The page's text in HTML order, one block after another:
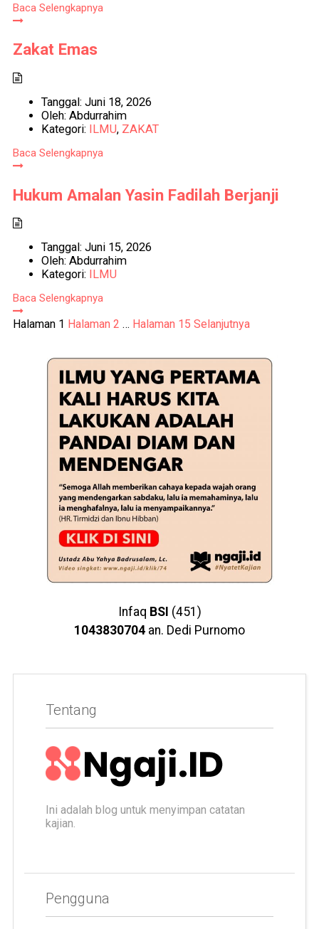
Baca Selengkapnya
Zakat Emas
Tanggal: Juni 18, 2026
Oleh: Abdurrahim
Kategori: ILMU, ZAKAT
Baca Selengkapnya
Hukum Amalan Yasin Fadilah Berjanji
Tanggal: Juni 15, 2026
Oleh: Abdurrahim
Kategori:
ILMU
Baca Selengkapnya
Paginasi
Halaman 1 Halaman 2 … Halaman 15 Selanjutnya
Infaq BSI (451)
1043830704 an. Dedi Purnomo
Tentang
Ini adalah blog untuk menyimpan catatan
kajian.
Pengguna